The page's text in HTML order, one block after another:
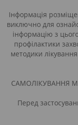
Інформація
виключно для
інформацію з
профілактики
методики
САМОЛІКУВАННЯ
Перед